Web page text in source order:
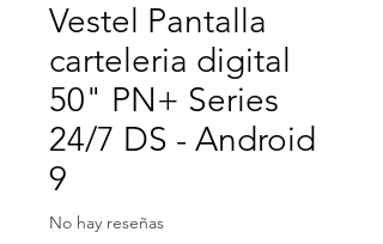
Vestel Pantalla
carteleria digital
50" PN+ Series
24/7 DS - Android
9
No hay reseñas